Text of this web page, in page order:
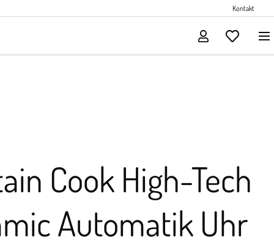
Kontakt
Cook High-Tech
Automatik Uhr